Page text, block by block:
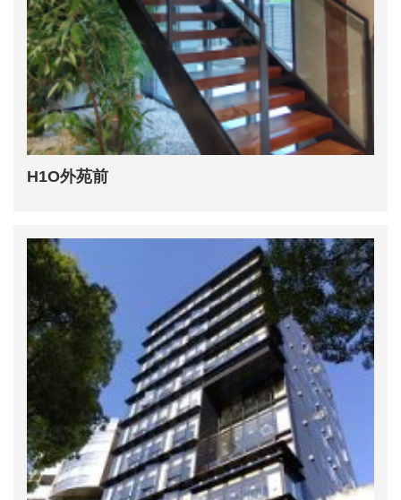
H1O外苑前